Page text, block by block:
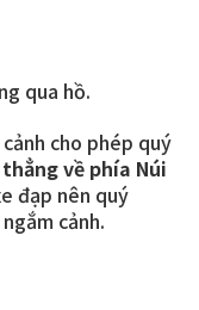
qua hồ.
cho phép quý
về phía Núi
đạp nên quý
cảnh.